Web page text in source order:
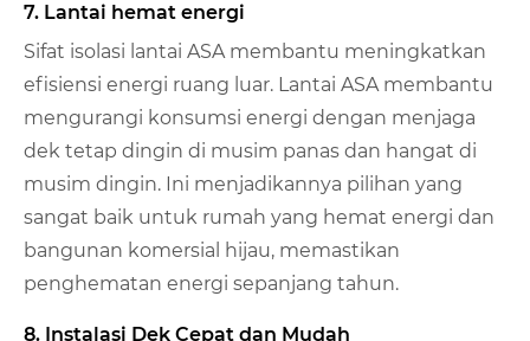
7. Lantai hemat energi
Sifat isolasi lantai ASA membantu meningkatkan
efisiensi energi ruang luar. Lantai ASA membantu
mengurangi konsumsi energi dengan menjaga
dek tetap dingin di musim panas dan hangat di
musim dingin. Ini menjadikannya pilihan yang
sangat baik untuk rumah yang hemat energi dan
bangunan komersial hijau, memastikan
penghematan energi sepanjang tahun.
8. Instalasi Dek Cepat dan Mudah